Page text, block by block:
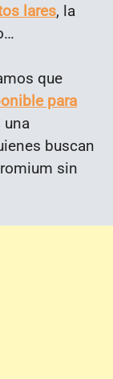
lares, la
que
para
una
buscan
sin